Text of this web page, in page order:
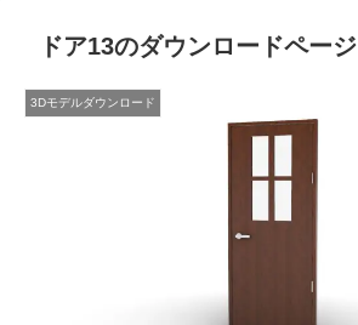
ドア13のダウンロードページ
3Dモデルダウンロード